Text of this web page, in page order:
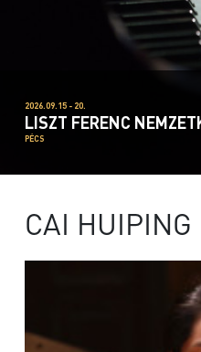
2026.09.15 - 20.
LISZT FERENC
PÉCS
CAI HUIPING